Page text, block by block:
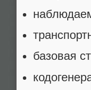
базовая